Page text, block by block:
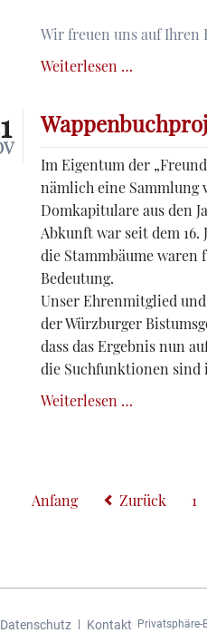
Wir freuen uns auf Ihren
Weiterlesen …
im
2.
Quartal
Im Eigentum der
nämlich eine Sammlung
Domkapitulare aus den
Abkunft war seit dem
die Stammbäume waren
Bedeutung.
Unser Ehrenmitglied
der Würzburger
dass das Ergebnis nun
die Suchfunktionen
Weiterlesen …
Anfang Zurück 1
Datenschutz Kontakt Privatsphäre-